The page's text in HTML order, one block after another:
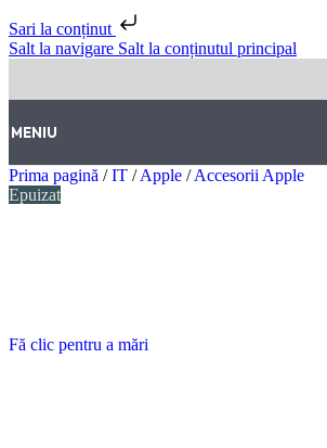
Sari la conținut
Salt la navigare Salt la conținutul principal
MENIU
Prima pagină / IT / Apple / Accesorii Apple
Epuizat
Fă clic pentru a mări